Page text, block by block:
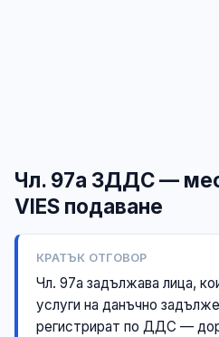
Чл. 97а ЗДДС —
VIES подаване
КРАТЪК ОТГОВОР
Чл. 97а задължава лица,
услуги на данъчно
регистрират по ДДС —